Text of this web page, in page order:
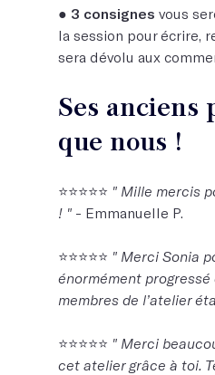
● 3 consignes vous
la session pour écrire,
sera dévolu aux
Ses
que nous !
⭐️⭐️⭐️⭐️⭐️ " Mille mercis
! " - Emmanuelle P.
⭐️⭐️⭐️⭐️⭐️ " Merci Sonia
énormément
membres de l’atelier
⭐️⭐️⭐️⭐️⭐️ " Merci
cet atelier grâce à toi.